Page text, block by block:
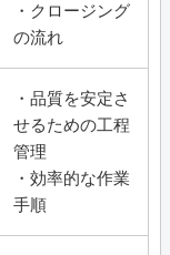
・クロージング
の流れ
・品質を安定さ
せるための工程
管理
・効率的な作業
手順